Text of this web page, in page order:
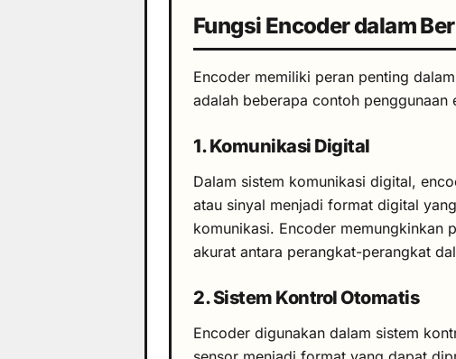
Fungsi Encoder dalam
Encoder memiliki peran penting
adalah beberapa contoh
1. Komunikasi Digital
Dalam sistem komunikasi digital,
atau sinyal menjadi format digital
komunikasi. Encoder memungkinkan
akurat antara perangkat-perangkat
2. Sistem Kontrol Otomatis
Encoder digunakan dalam sistem